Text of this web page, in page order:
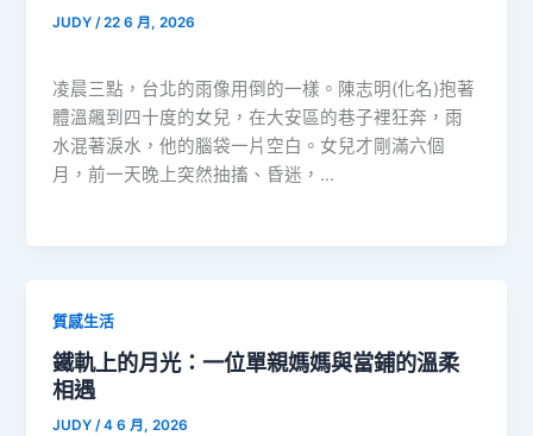
JUDY /22 6 月, 2026
凌晨三點，台北的雨像用倒的一樣。陳志明(化名)抱著
體溫飆到四十度的女兒，在大安區的巷子裡狂奔，雨
水混著淚水，他的腦袋一片空白。女兒才剛滿六個
月，前一天晚上突然抽搐、昏迷，…
質感生活
鐵軌上的月光：一位單親媽媽與當鋪的溫柔
相遇
JUDY/4 6 月, 2026